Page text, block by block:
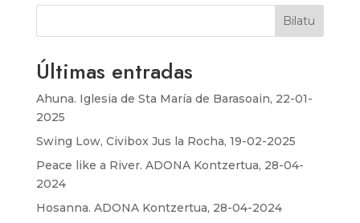
Bilatu
Últimas entradas
Ahuna. Iglesia de Sta María de Barasoain, 22-01-
2025
Swing Low, Civibox Jus la Rocha, 19-02-2025
Peace like a River. ADONA Kontzertua, 28-04-
2024
Hosanna. ADONA Kontzertua, 28-04-2024